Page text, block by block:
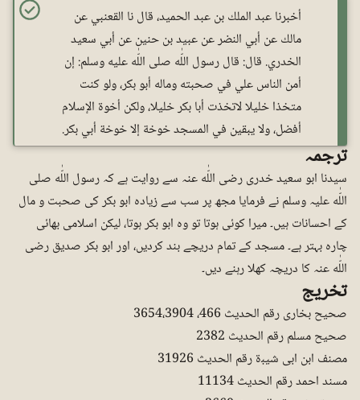
أخبرنا عبد الملك بن عبد الحميد، قال نا القعنبي عن
مالك عن أبي النضر عن عبيد بن حنين عن أبي سعيد
الخدري. قال: قال رسول اللّٰه صلى اللّٰه عليه وسلم: إن
أمن الناس علي في صحبته وماله أبو بكر، ولو كنت
متخذا خليلا لاتخذت أبا بكر خليلا، ولكن أخوة الإسلام
أفضل، ولا يبقين في المسجد خوخة إلا خوخة أبي بكر.
ترجمہ
سیدنا ابو سعید خدری رضی اللّٰه عنہ سے روایت ہے کہ رسول اللّٰه صلی
اللّٰه علیہ وسلم نے فرمایا مجھ پر سب سے زیادہ ابو بکر کی صحبت و مال
کے احسانات ہیں۔ میرا کوئی ہوتا تو وہ ابو بکر ہوتا، لیکن اسلامی بھائی
چارہ بہتر ہے۔ مسجد کے تمام دریچے بند کردیں، اور ابو بکر صدیق رضی
اللّٰه عنہ کا دریچہ کھلا رہنے دیں۔
تخریج
صحیح بخاری رقم الحدیث 466، 3654،3904
صحیح مسلم رقم الحدیث 2382
مصنف ابن ابی شیبۃ رقم الحدیث 31926
مسند احمد رقم الحدیث 11134